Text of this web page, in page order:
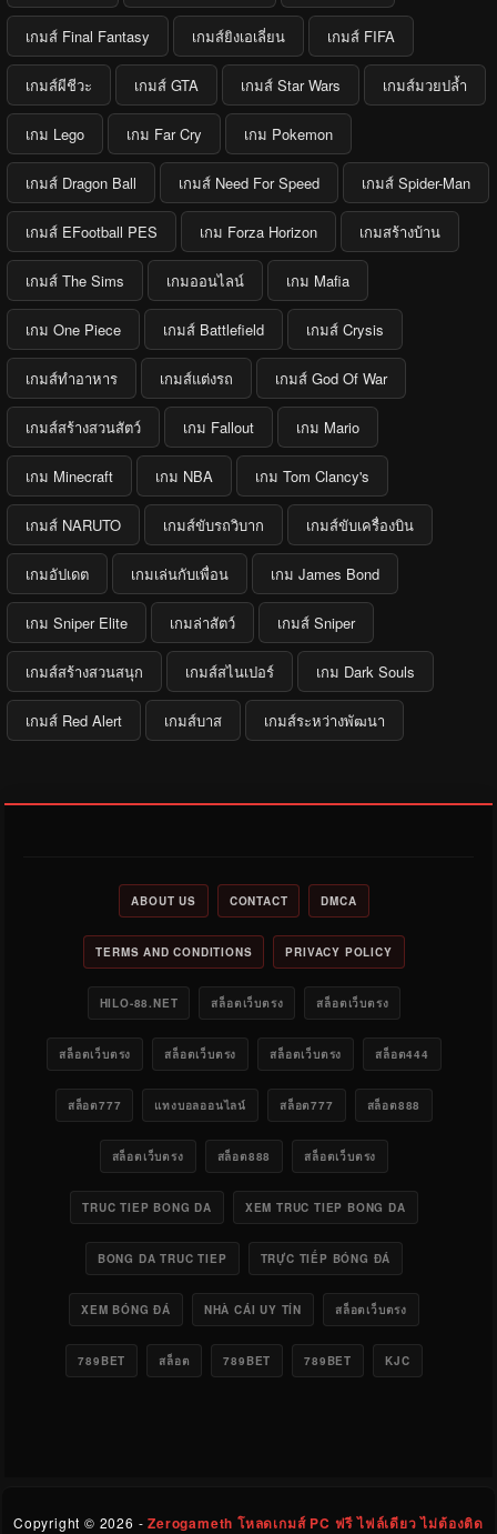
เกมส์ Final Fantasy เกมส์ยิงเอเลี่ยน เกมส์ FIFA
เกมส์ผีชีวะ เกมส์ GTA เกมส์ Star Wars เกมส์มวยปล้ำ
เกม Lego เกม Far Cry เกม Pokemon
เกมส์ Dragon Ball เกมส์ Need For Speed เกมส์ Spider-Man
เกมส์ EFootball PES เกม Forza Horizon เกมสร้างบ้าน
เกมส์ The Sims เกมออนไลน์ เกม Mafia
เกม One Piece เกมส์ Battlefield เกมส์ Crysis
เกมส์ทำอาหาร เกมส์แต่งรถ เกมส์ God Of War
เกมส์สร้างสวนสัตว์ เกม Fallout เกม Mario
เกม Minecraft เกม NBA เกม Tom Clancy's
เกมส์ NARUTO เกมส์ขับรถวิบาก เกมส์ขับเครื่องบิน
เกมอัปเดต เกมเล่นกับเพื่อน เกม James Bond
เกม Sniper Elite เกมล่าสัตว์ เกมส์ Sniper
เกมส์สร้างสวนสนุก เกมส์สไนเปอร์ เกม Dark Souls
เกมส์ Red Alert เกมส์บาส เกมส์ระหว่างพัฒนา
ABOUT US CONTACT DMCA
TERMS AND CONDITIONS PRIVACY POLICY
HILO-88.NET สล็อตเว็บตรง สล็อตเว็บตรง
สล็อตเว็บตรง สล็อตเว็บตรง สล็อตเว็บตรง สล็อต444
สล็อต777 แทงบอลออนไลน์ สล็อต777 สล็อต888
สล็อตเว็บตรง สล็อต888 สล็อตเว็บตรง
TRUC TIEP BONG DA XEM TRUC TIEP BONG DA
BONG DA TRUC TIEP TRỰC TIẾP BÓNG ĐÁ
XEM BÓNG ĐÁ NHÀ CÁI UY TÍN สล็อตเว็บตรง
789BET สล็อต 789BET 789BET KJC
Copyright © 2026 -Zerogameth โหลดเกมส์ PC ฟรี ไฟล์เดียว ไม่ต้องติด